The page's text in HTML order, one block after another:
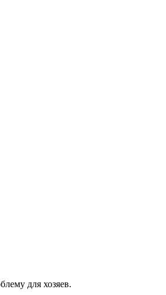
для хозяев.